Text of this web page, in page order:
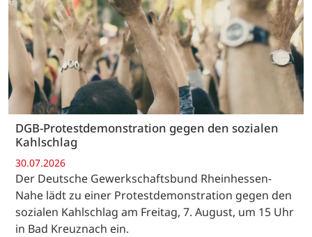
DGB-Protestdemonstration gegen den sozialen
Kahlschlag
30.07.2026
Der Deutsche Gewerkschaftsbund Rheinhessen-
Nahe lädt zu einer Protestdemonstration gegen den
sozialen Kahlschlag am Freitag, 7. August, um 15 Uhr
in Bad Kreuznach ein.